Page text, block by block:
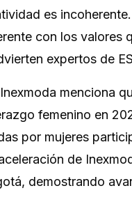
es
con los valores
expertos de
menciona
femenino en
por mujeres
de
demostrando